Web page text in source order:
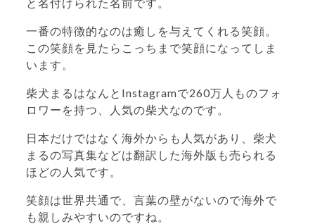
一番の特徴的なのは癒しを与えてくれる笑顔。
この笑顔を見たらこっちまで笑顔になってしま
います。
柴犬まるはなんとInstagramで260万人ものフォ
ロワーを持つ、人気の柴犬なのです。
日本だけではなく海外からも人気があり、柴犬
まるの写真集などは翻訳した海外版も売られる
ほどの人気です。
笑顔は世界共通で、言葉の壁がないので海外で
も親しみやすいのですね。